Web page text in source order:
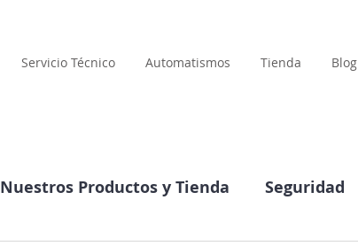
Servicio Técnico Automatismos Tienda Blog
Nuestros Productos y Tienda Seguridad